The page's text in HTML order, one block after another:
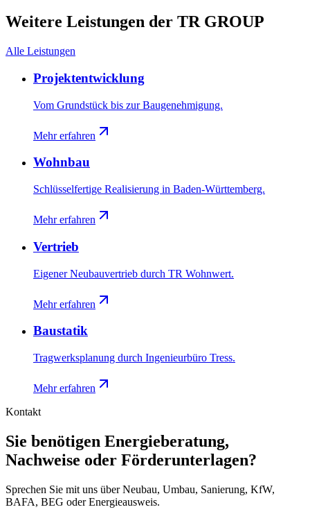
Leistungsumfang.
So früh wie möglich. Je früher energetische Anforderungen
mit Entwurf, Tragwerk und Haustechnik abgestimmt werden,
Weitere Leistungen der TR GROUP
Alle Leistungen
Projektentwicklung
Vom Grundstück bis zur Baugenehmigung.
Mehr erfahren
Wohnbau
Schlüsselfertige Realisierung in Baden-Württemberg.
Mehr erfahren
Vertrieb
Eigener Neubauvertrieb durch TR Wohnwert.
Mehr erfahren
Baustatik
Tragwerksplanung durch Ingenieurbüro Tress.
Mehr erfahren
Kontakt
Sie benötigen Energieberatung,
Nachweise oder Förderunterlagen?
Sprechen Sie mit uns über Neubau, Umbau, Sanierung, KfW,
BAFA, BEG oder Energieausweis.